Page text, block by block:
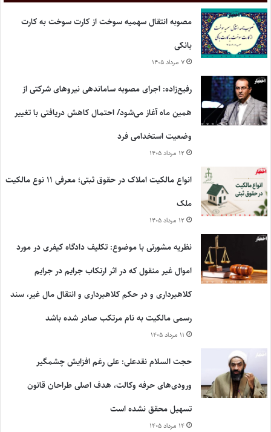
مصوبه انتقال سهمیه سوخت از کارت سوخت به کارت
بانکی
۷ مرداد ۱۴۰۵
رفیع‌زاده: اجرای مصوبه ساماندهی نیروهای شرکتی از
همین ماه آغاز می‌شود/ احتمال کاهش دریافتی با تغییر
وضعیت استخدامی فرد
۱۲ مرداد ۱۴۰۵
انواع مالکیت املاک در حقوق ثبتی؛ معرفی ۱۱ نوع مالکیت
ملک
۱۲ مرداد ۱۴۰۵
نظریه مشورتی با موضوع: تکلیف دادگاه کیفری در مورد
اموال غیر منقول که در اثر ارتکاب جرایم در جرایم
کلاهبرداری و در حکم کلاهبرداری و انتقال مال غیر، سند
رسمی مالکیت به نام مرتکب صادر شده باشد
۱۱ مرداد ۱۴۰۵
حجت السلام نقدعلی: علی رغم افزایش چشمگیر
ورودی‌های حرفه وکالت، هدف اصلی طراحان قانون
تسهیل محقق نشده است
۱۴ مرداد ۱۴۰۵